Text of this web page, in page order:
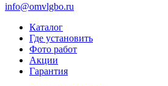
info@omvlgbo.ru
Каталог
Где установить
Фото работ
Акции
Гарантия